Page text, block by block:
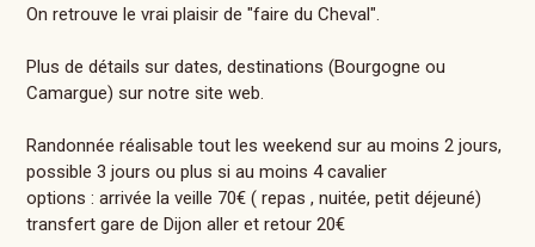
On retrouve le vrai plaisir de "faire du Cheval".
Plus de détails sur dates, destinations (Bourgogne ou
Camargue) sur notre site web.
Randonnée réalisable tout les weekend sur au moins 2 jours,
possible 3 jours ou plus si au moins 4 cavalier
options : arrivée la veille 70€ ( repas , nuitée, petit déjeuné)
transfert gare de Dijon aller et retour 20€